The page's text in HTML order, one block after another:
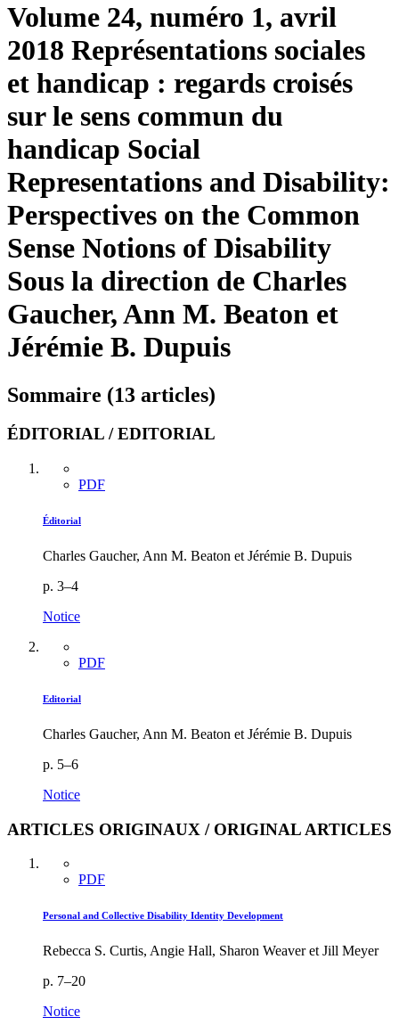
Volume 24, numéro 1, avril
2018 Représentations sociales
et handicap : regards croisés
sur le sens commun du
handicap Social
Representations and Disability:
Perspectives on the Common
Sense Notions of Disability
Sous la direction de Charles
Gaucher, Ann M. Beaton et
Jérémie B. Dupuis
Sommaire (13 articles)
ÉDITORIAL / EDITORIAL
PDF
Éditorial
Charles Gaucher, Ann M. Beaton et Jérémie B. Dupuis
p. 3–4
Notice
PDF
Editorial
Charles Gaucher, Ann M. Beaton et Jérémie B. Dupuis
p. 5–6
Notice
ARTICLES ORIGINAUX / ORIGINAL ARTICLES
PDF
Personal and Collective Disability Identity Development
Rebecca S. Curtis, Angie Hall, Sharon Weaver et Jill Meyer
p. 7–20
Notice